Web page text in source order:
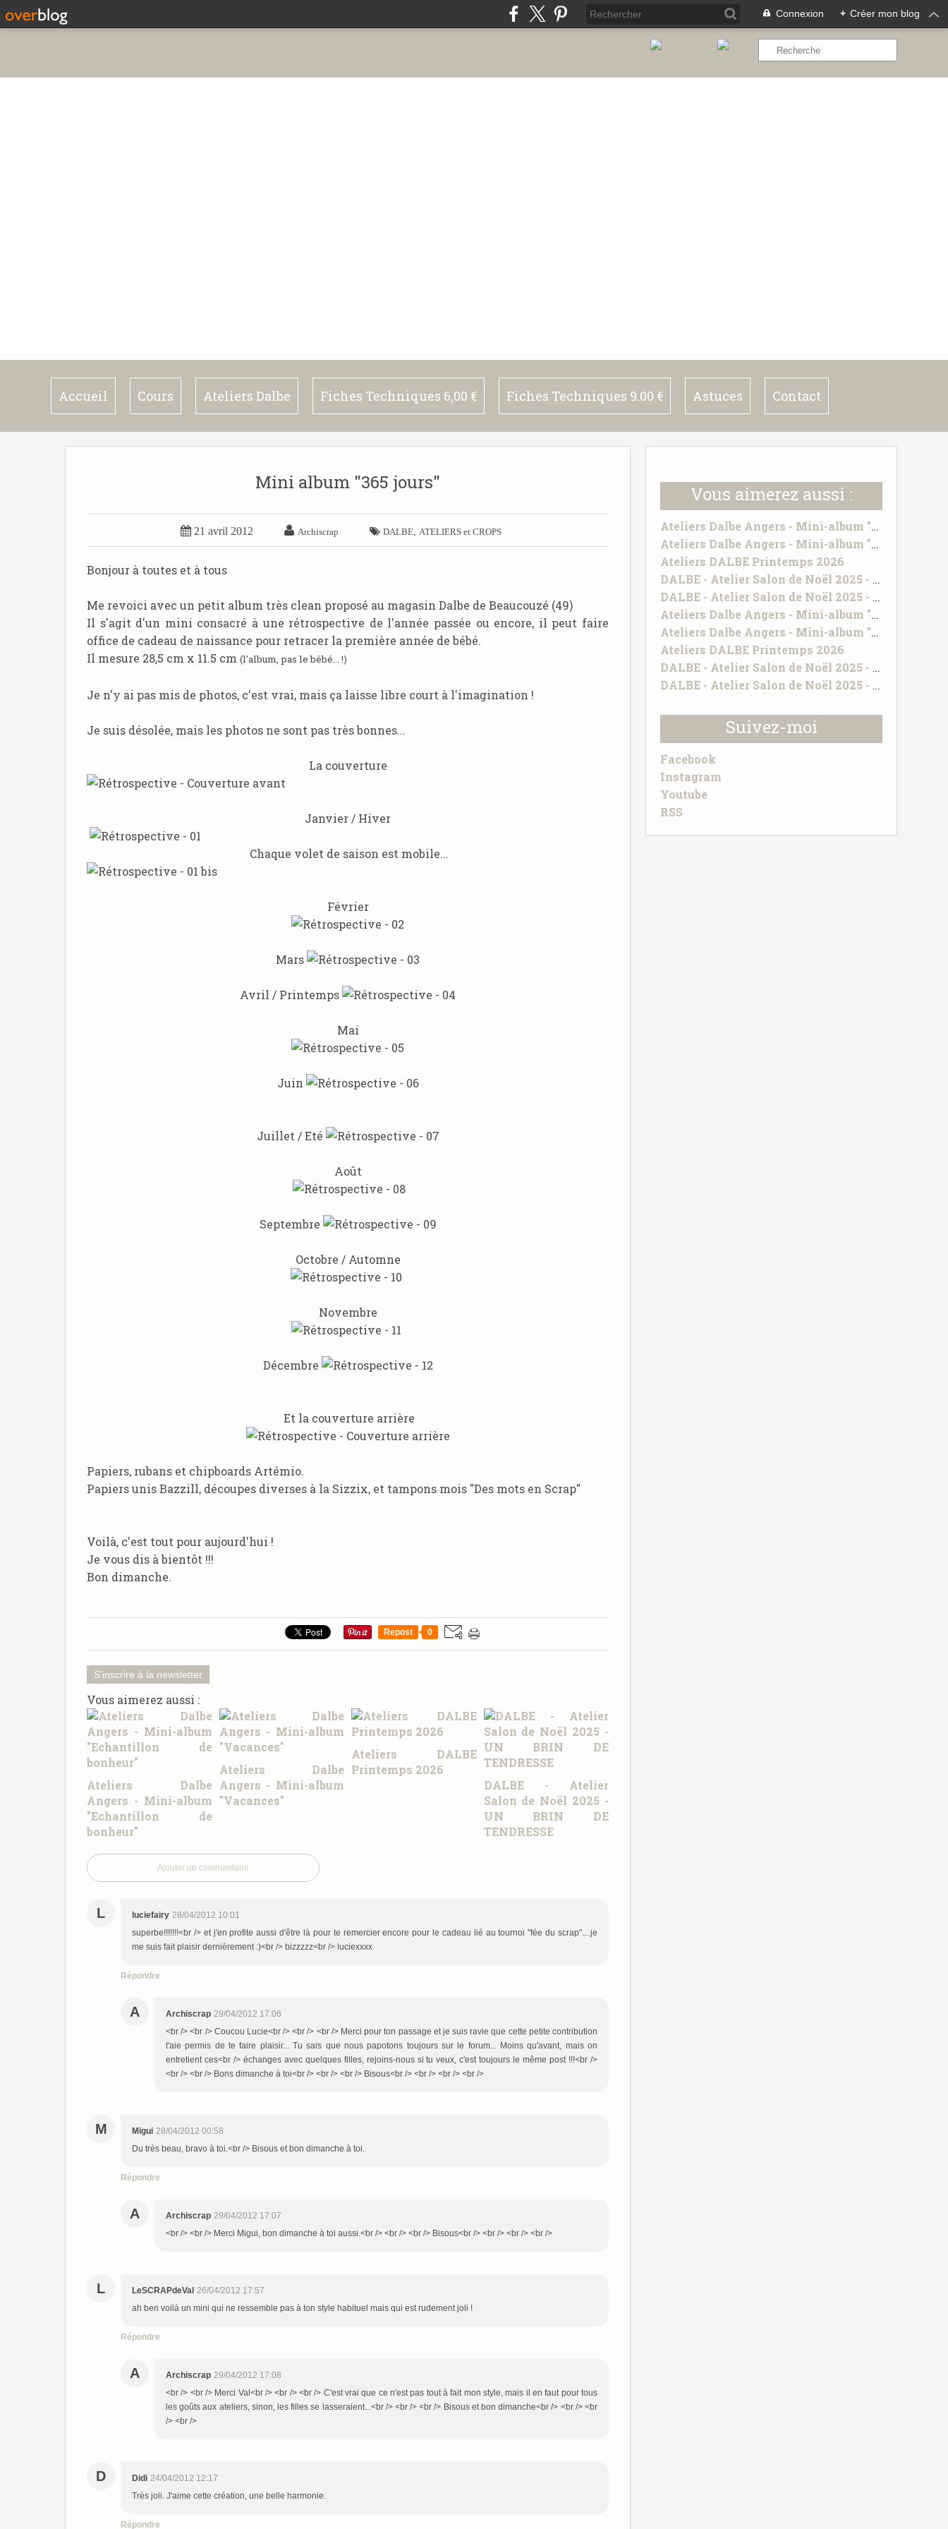
Connexion + Créer mon blog
Accueil Cours Ateliers Dalbe Fiches Techniques 6,00 € Fiches Techniques 9.00 € Astuces Contact
Vous aimerez aussi :
Ateliers Dalbe Angers - Mini-album "Echantillon de bonheur"
Ateliers Dalbe Angers - Mini-album "Vacances"
Ateliers DALBE Printemps 2026
DALBE - Atelier Salon de Noël 2025 - UN BRIN DE TENDRESSE
DALBE - Atelier Salon de Noël 2025 - TOUT SIMPLEMENT PRECIEUX
Ateliers Dalbe Angers - Mini-album "Echantillon de bonheur"
Ateliers Dalbe Angers - Mini-album "Vacances"
Ateliers DALBE Printemps 2026
DALBE - Atelier Salon de Noël 2025 - UN BRIN DE TENDRESSE
DALBE - Atelier Salon de Noël 2025 - TOUT SIMPLEMENT PRECIEUX
Suivez-moi
Facebook
Instagram
Youtube
RSS
Mini album "365 jours"
 21 avril 2012  Archiscrap  DALBE, ATELIERS et CROPS
Bonjour à toutes et à tous
Me revoici avec un petit album très clean proposé au magasin Dalbe de Beaucouzé (49)
Il s'agit d'un mini consacré à une rétrospective de l'année passée ou encore, il peut faire
office de cadeau de naissance pour retracer la première année de bébé.
Il mesure 28,5 cm x 11.5 cm (l'album, pas le bébé... !)
Je n'y ai pas mis de photos, c'est vrai, mais ça laisse libre court à l'imagination !
Je suis désolée, mais les photos ne sont pas très bonnes...
La couverture
Janvier / Hiver
Chaque volet de saison est mobile...
Février
Mars
Avril / Printemps
Mai
Juin
Juillet / Eté
Août
Septembre
Octobre / Automne
Novembre
Décembre
Et la couverture arrière
Papiers, rubans et chipboards Artémio.
Papiers unis Bazzill, découpes diverses à la Sizzix, et tampons mois "Des mots en Scrap"
Voilà, c'est tout pour aujourd'hui !
Je vous dis à bientôt !!!
Bon dimanche.
Repost 0
S'inscrire à la newsletter
Vous aimerez aussi :
Ateliers Dalbe
Angers - Mini-album
"Echantillon de
bonheur"
Ateliers Dalbe
Angers - Mini-album
"Vacances"
Ateliers DALBE
Printemps 2026
DALBE - Atelier
Salon de Noël 2025 -
UN BRIN DE
TENDRESSE
Ajouter un commentaire
L luciefairy 28/04/2012 10:01
superbe!!!!!!!<br /> et j'en profite aussi d'être là pour te remercier encore pour le cadeau lié au tournoi "fée du scrap"....je
me suis fait plaisir dernièrement :)<br /> bizzzzz<br /> luciexxxx
Répondre
A Archiscrap 29/04/2012 17:06
<br /> <br /> Coucou Lucie<br /> <br /> <br /> Merci pour ton passage et je suis ravie que cette petite contribution
t'aie permis de te faire plaisir... Tu sais que nous papotons toujours sur le forum... Moins qu'avant, mais on
entretient ces<br /> échanges avec quelques filles, rejoins-nous si tu veux, c'est toujours le même post !!!<br />
<br /> <br /> Bons dimanche à toi<br /> <br /> <br /> Bisous<br /> <br /> <br /> <br />
M Migui 28/04/2012 00:58
Du très beau, bravo à toi.<br /> Bisous et bon dimanche à toi.
Répondre
A Archiscrap 29/04/2012 17:07
<br /> <br /> Merci Migui, bon dimanche à toi aussi.<br /> <br /> <br /> Bisous<br /> <br /> <br /> <br />
L LeSCRAPdeVal 26/04/2012 17:57
ah ben voilà un mini qui ne ressemble pas à ton style habituel mais qui est rudement joli !
Répondre
A Archiscrap 29/04/2012 17:08
<br /> <br /> Merci Val<br /> <br /> <br /> C'est vrai que ce n'est pas tout à fait mon style, mais il en faut pour tous
les goûts aux ateliers, sinon, les filles se lasseraient...<br /> <br /> <br /> Bisous et bon dimanche<br /> <br /> <br
/> <br />
D Didi 24/04/2012 12:17
Très joli. J'aime cette création, une belle harmonie.
Répondre